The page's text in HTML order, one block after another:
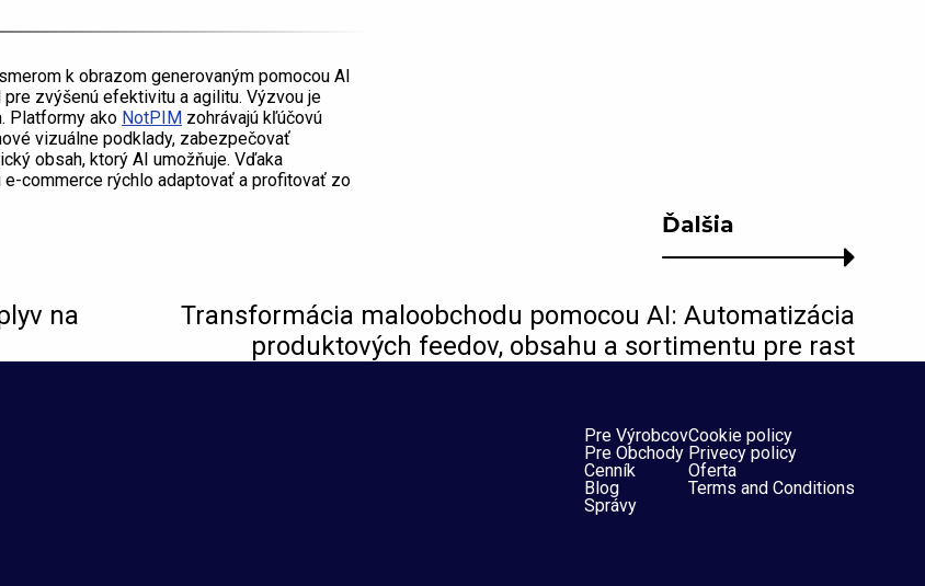
k obrazom generovaným pomocou AI
zvýšenú efektivitu a agilitu. Výzvou je
Platformy ako NotPIM zohrávajú kľúčovú
vizuálne podklady, zabezpečovať
obsah, ktorý AI umožňuje. Vďaka
commerce rýchlo adaptovať a profitovať zo
Ďalšia
Transformácia maloobchodu pomocou AI: Automatizácia
produktových feedov, obsahu a sortimentu pre rast
na
Pre Výrobcov
Pre Obchody
Cenník
Blog
Správy
Cookie policy
Privecy policy
Oferta
Terms and Conditions